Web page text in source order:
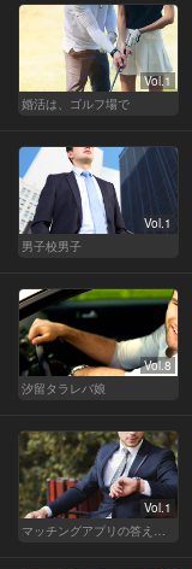
Vol.1
婚活は、ゴルフ場で
Vol.1
男子校男子
Vol.8
汐留タラレバ娘
Vol.1